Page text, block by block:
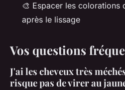
🎨 Espacer les colorations
après le lissage
Vos questions
J'ai les cheveux très
risque pas de virer au